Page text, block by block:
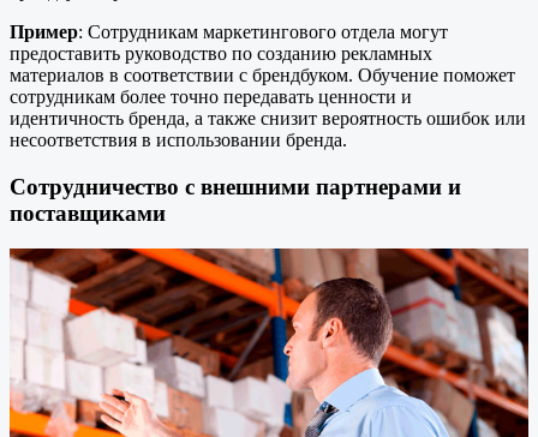
Пример: Сотрудникам маркетингового отдела могут
предоставить руководство по созданию рекламных
материалов в соответствии с брендбуком. Обучение поможет
сотрудникам более точно передавать ценности и
идентичность бренда, а также снизит вероятность ошибок или
несоответствия в использовании бренда.
Сотрудничество с внешними партнерами и
поставщиками